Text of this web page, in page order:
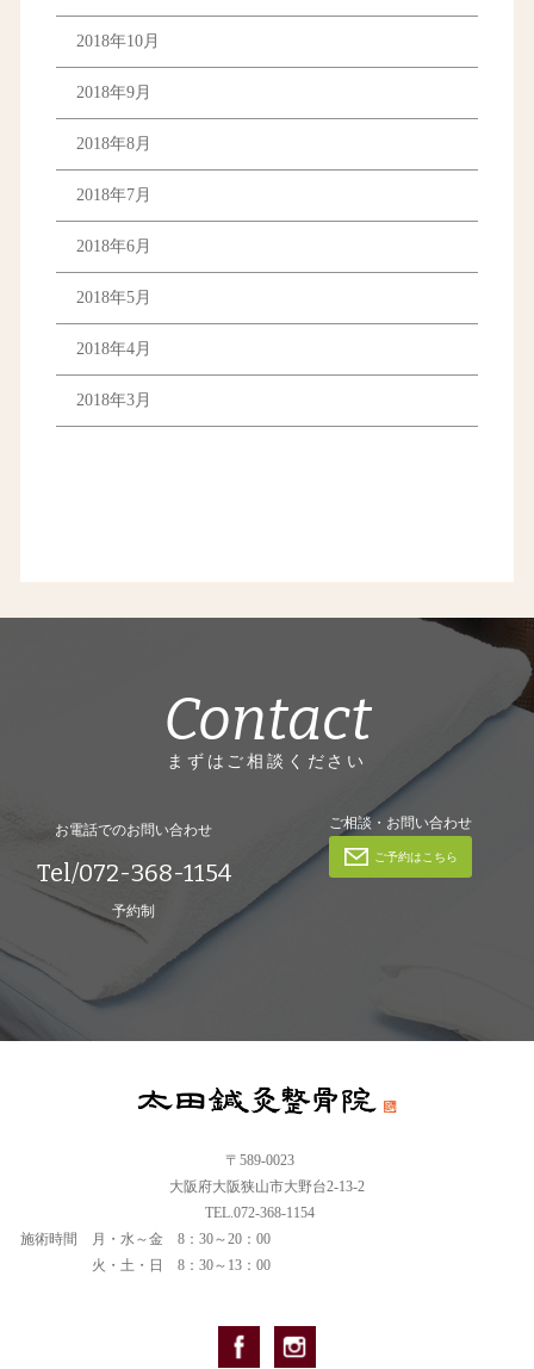
2018年10月
2018年9月
2018年8月
2018年7月
2018年6月
2018年5月
2018年4月
2018年3月
Contact
まずはご相談ください
お電話でのお問い合わせ
Tel/072-368-1154
予約制
ご相談・お問い合わせ
ご予約はこちら
〒589-0023
大阪府大阪狭山市大野台2-13-2
TEL.072-368-1154
施術時間
月・水～金 8：30～20：00
火・土・日 8：30～13：00